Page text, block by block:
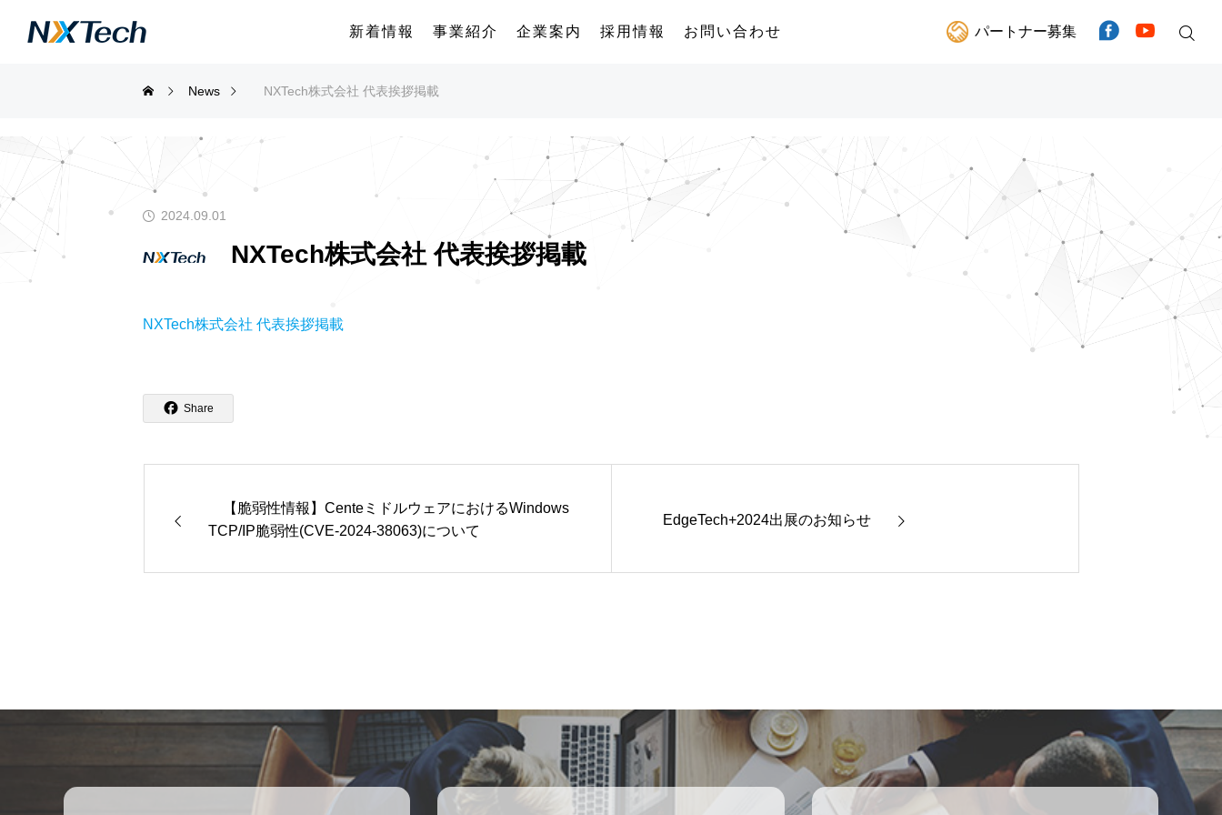
新着情報 事業紹介 企業案内 採用情報 お問い合わせ パートナー募集
News NXTech株式会社 代表挨拶掲載
2024.09.01
NXTech株式会社 代表挨拶掲載
NXTech株式会社 代表挨拶掲載
Share
【脆弱性情報】CenteミドルウェアにおけるWindows
TCP/IP脆弱性(CVE-2024-38063)について
EdgeTech+2024出展のお知らせ